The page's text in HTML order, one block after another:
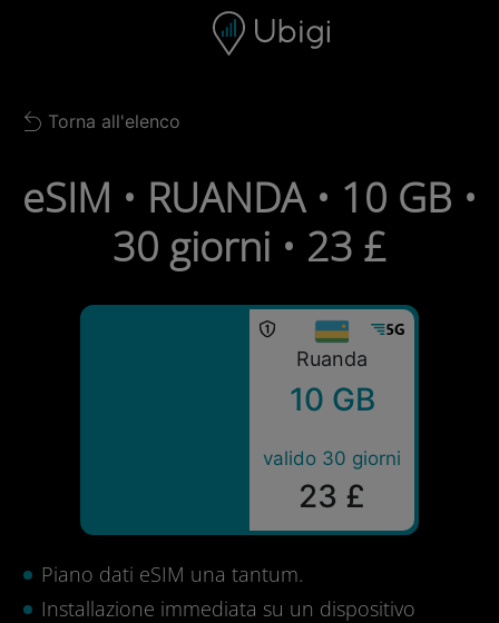
Barra di navigazione
Back to list
Torna all'elenco
eSIM • RUANDA • 10 GB •
30 giorni • 23 £
Ruanda
10 GB
valido 30 giorni
23 £
Piano dati eSIM una tantum.
Installazione immediata su un dispositivo